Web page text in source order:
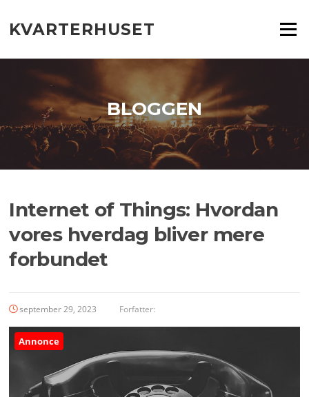
indhold
KVARTERHUSET Menu
BLOGGEN
Internet of Things: Hvordan
vores hverdag bliver mere
forbundet
september 29, 2023 Forfatter:
Annonce